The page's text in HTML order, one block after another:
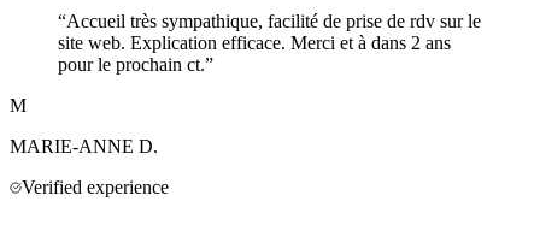
“Accueil très sympathique, facilité de prise de rdv sur le
site web. Explication efficace. Merci et à dans 2 ans
pour le prochain ct.”
M
MARIE-ANNE D.
Verified experience